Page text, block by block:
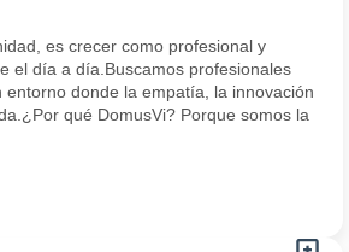
es crecer como profesional y
el día a día.Buscamos profesionales
donde la empatía, la innovación
qué DomusVi? Porque somos la